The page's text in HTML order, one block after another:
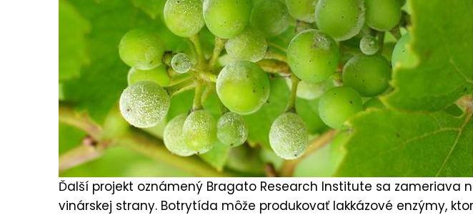
Ďalší projekt oznámený Bragato Research Institute sa zameriava
vinárskej strany. Botrytída môže produkovať lakkázové enzýmy,